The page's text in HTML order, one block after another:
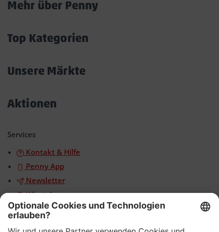
Mehr über Penny
Top Kategorien
Unsere Märkte
Aktionen
Services
Kontakt & Hilfe
Penny App
Newsletter
WhatsApp
App